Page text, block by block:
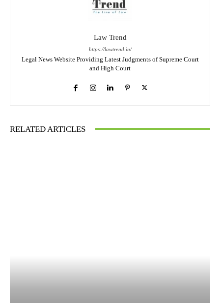
Law Trend
https://lawtrend.in/
Legal News Website Providing Latest Judgments of Supreme Court
and High Court
RELATED ARTICLES